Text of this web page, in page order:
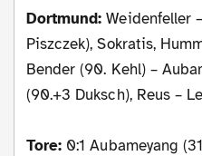
Dortmund:Weidenfeller
Piszczek), Sokratis,
Bender (90. Kehl) –
(90.+3 Duksch), Reus –
Tore: 0:1 Aubameyang